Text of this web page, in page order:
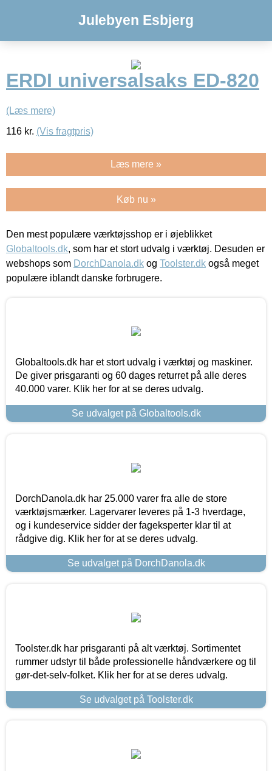
Julebyen Esbjerg
ERDI universalsaks ED-820
(Læs mere)
116 kr. (Vis fragtpris)
Læs mere »
Køb nu »
Den mest populære værktøjsshop er i øjeblikket
Globaltools.dk, som har et stort udvalg i værktøj. Desuden er
webshops som DorchDanola.dk og Toolster.dk også meget
populære iblandt danske forbrugere.
Globaltools.dk har et stort udvalg i værktøj og maskiner.
De giver prisgaranti og 60 dages returret på alle deres
40.000 varer. Klik her for at se deres udvalg.
Se udvalget på Globaltools.dk
DorchDanola.dk har 25.000 varer fra alle de store
værktøjsmærker. Lagervarer leveres på 1-3 hverdage,
og i kundeservice sidder der fageksperter klar til at
rådgive dig. Klik her for at se deres udvalg.
Se udvalget på DorchDanola.dk
Toolster.dk har prisgaranti på alt værktøj. Sortimentet
rummer udstyr til både professionelle håndværkere og til
gør-det-selv-folket. Klik her for at se deres udvalg.
Se udvalget på Toolster.dk